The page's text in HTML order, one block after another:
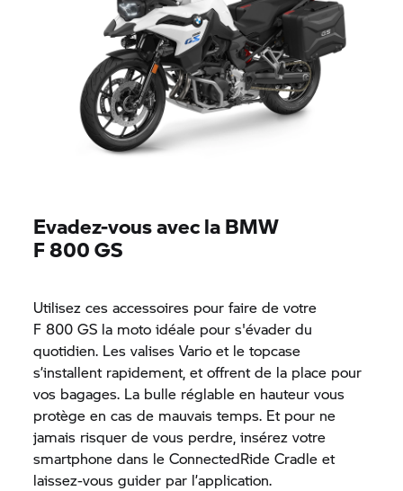
Evadez-vous avec la BMW
F 800 GS
Utilisez ces accessoires pour faire de votre
F 800 GS la moto idéale pour s'évader du
quotidien. Les valises Vario et le topcase
s’installent rapidement, et offrent de la place pour
vos bagages. La bulle réglable en hauteur vous
protège en cas de mauvais temps. Et pour ne
jamais risquer de vous perdre, insérez votre
smartphone dans leConnectedRide Cradle et
laissez-vous guider par l’application.